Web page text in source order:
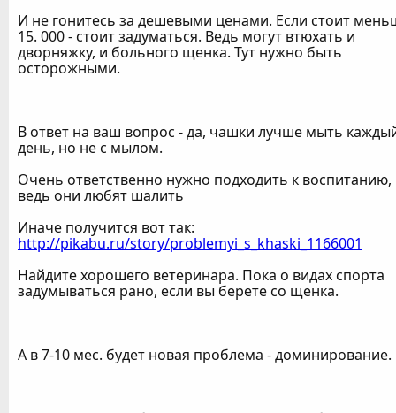
И не гонитесь за дешевыми ценами. Если стоит
15. 000 - стоит задуматься. Ведь могут втюхать и
дворняжку, и больного щенка. Тут нужно быть
осторожными.
В ответ на ваш вопрос - да, чашки лучше мыть
день, но не с мылом.
Очень ответственно нужно подходить к воспитанию,
ведь они любят шалить
Иначе получится вот так:
http://pikabu.ru/story/problemyi_s_khaski_1166001
Найдите хорошего ветеринара. Пока о видах спорта
задумываться рано, если вы берете со щенка.
А в 7-10 мес. будет новая проблема - доминирование.